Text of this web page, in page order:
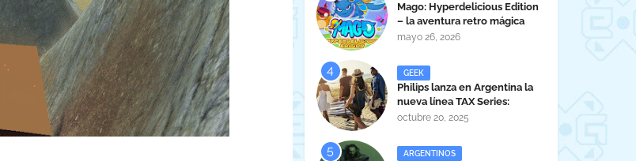
Mago: Hyperdelicious Edition
– la aventura retro mágica
peruana llega en 2026
mayo 26, 2026
GEEK
Philips lanza en Argentina la
nueva línea TAX Series:
Powerful Sound Anywhere
octubre 20, 2025
ARGENTINOS